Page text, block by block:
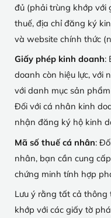
đủ (phải trùng khớp với
thuế, địa chỉ đăng ký
và website chính thức
Giấy phép kinh doanh:
doanh còn hiệu lực, với
với danh mục sản
Đối với cá nhân kinh
nhận đăng ký hộ kinh
Mã số thuế cá nhân:
nhân, bạn cần cung
chứng minh tính hợp
Lưu ý rằng tất cả
khớp với các giấy tờ